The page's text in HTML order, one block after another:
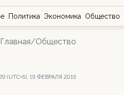
Политика Экономика Общество
Главная/Общество
(UTC+5), 19 ФЕВРАЛЯ 2015